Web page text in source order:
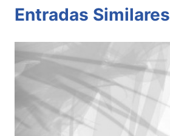
Entradas Similares